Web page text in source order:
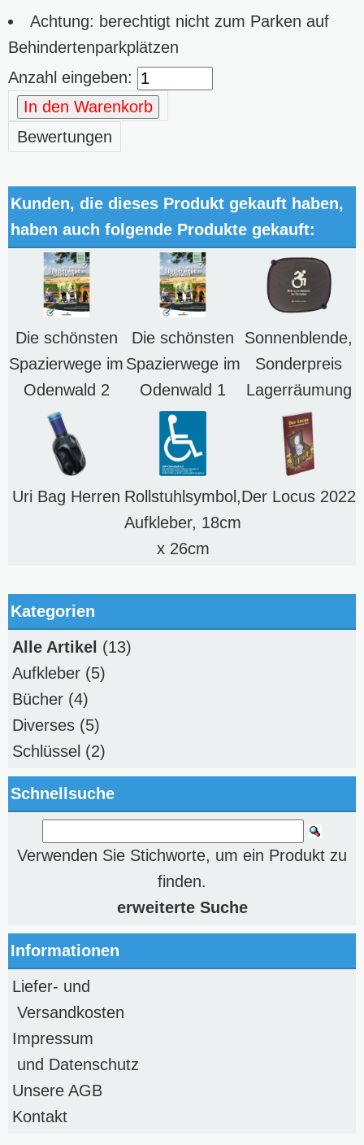
Achtung: berechtigt nicht zum Parken auf
Behindertenparkplätzen
Anzahl eingeben:
In den Warenkorb
Bewertungen
Kunden, die dieses Produkt gekauft haben,
haben auch folgende Produkte gekauft:
Die schönsten
Spazierwege im
Odenwald 2
Die schönsten
Spazierwege im
Odenwald 1
Sonnenblende,
Sonderpreis
Lagerräumung
Uri Bag Herren Rollstuhlsymbol,
Aufkleber, 18cm
x 26cm
Der Locus 2022
Kategorien
Alle Artikel (13)
Aufkleber (5)
Bücher (4)
Diverses (5)
Schlüssel (2)
Schnellsuche
Verwenden Sie Stichworte, um ein Produkt zu
finden.
erweiterte Suche
Informationen
Liefer- und
Versandkosten
Impressum
und Datenschutz
Unsere AGB
Kontakt